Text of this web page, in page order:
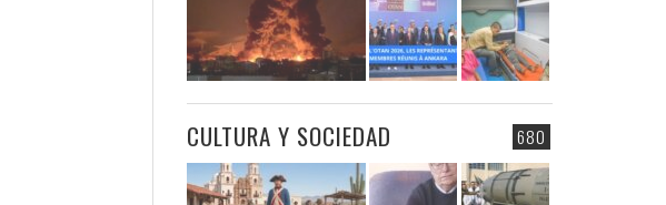
680
CULTURA Y SOCIEDAD